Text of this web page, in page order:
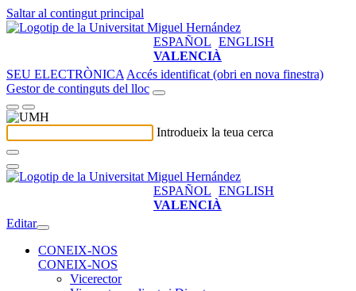
Saltar al contingut principal
ESPAÑOL ENGLISH
VALENCIÀ
SEU ELECTRÒNICA Accés identificat (obri en nova finestra)
Gestor de continguts del lloc
Introdueix la teua cerca
ESPAÑOL ENGLISH
VALENCIÀ
Editar
CONEIX-NOS
CONEIX-NOS
Vicerector